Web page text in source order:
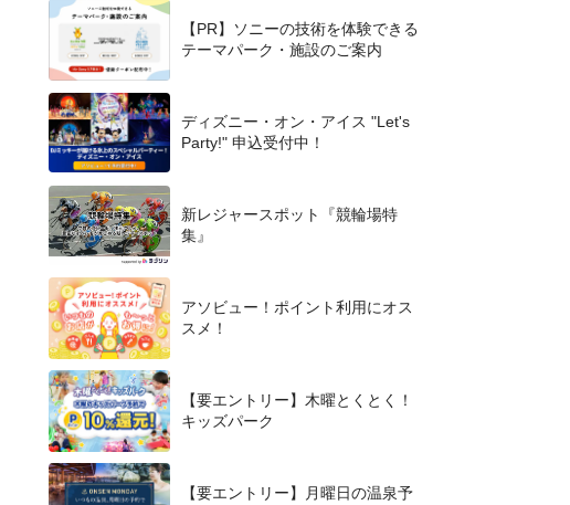
【PR】ソニーの技術を体験できる
テーマパーク・施設のご案内
ディズニー・オン・アイス "Let's
Party!" 申込受付中！
新レジャースポット『競輪場特
集』
アソビュー！ポイント利用にオス
スメ！
【要エントリー】木曜とくとく！
キッズパーク
【要エントリー】月曜日の温泉予